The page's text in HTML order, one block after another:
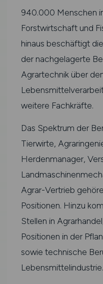
940.000 Menschen
Forstwirtschaft und
hinaus beschäftigt
der nachgelagerte
Agrartechnik über
weitere Fachkräfte.
Das Spektrum der
Tierwirte,
Herdenmanager,
Agrar-Vertrieb
Positionen. Hinzu
Stellen in
Positionen in der
sowie technische
Lebensmittelindustrie.